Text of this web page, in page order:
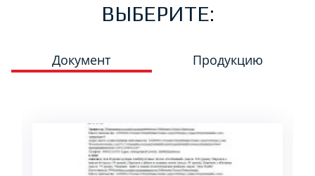
ВЫБЕРИТЕ:
Документ Продукцию